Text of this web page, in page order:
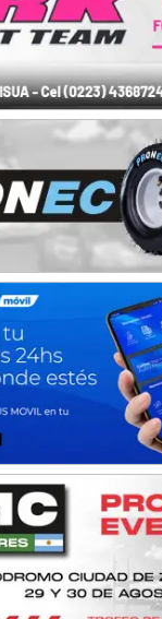
(Asfalto)
Aires)
(POSTERGADA)
(Asfalto)
(Tierra)
- F6
(Asfalto)
- F4
(Tierra)